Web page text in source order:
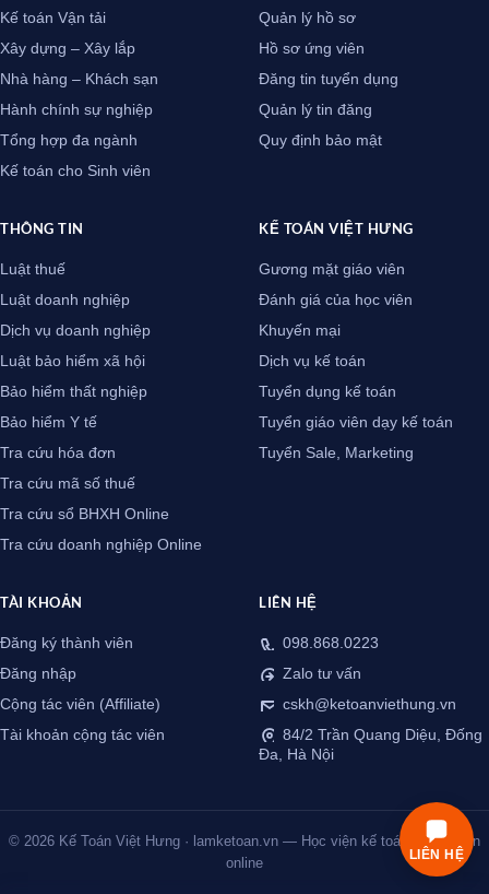
Kế toán Vận tải
Xây dựng – Xây lắp
Nhà hàng – Khách sạn
Hành chính sự nghiệp
Tổng hợp đa ngành
Kế toán cho Sinh viên
Quản lý hồ sơ
Hồ sơ ứng viên
Đăng tin tuyển dụng
Quản lý tin đăng
Quy định bảo mật
THÔNG TIN
Luật thuế
Luật doanh nghiệp
Dịch vụ doanh nghiệp
Luật bảo hiểm xã hội
Bảo hiểm thất nghiệp
Bảo hiểm Y tế
Tra cứu hóa đơn
Tra cứu mã số thuế
Tra cứu sổ BHXH Online
Tra cứu doanh nghiệp Online
KẾ TOÁN VIỆT HƯNG
Gương mặt giáo viên
Đánh giá của học viên
Khuyến mại
Dịch vụ kế toán
Tuyển dụng kế toán
Tuyển giáo viên dạy kế toán
Tuyển Sale, Marketing
TÀI KHOẢN
Đăng ký thành viên
Đăng nhập
Cộng tác viên (Affiliate)
Tài khoản cộng tác viên
LIÊN HỆ
098.868.0223
Zalo tư vấn
cskh@ketoanviethung.vn
84/2 Trần Quang Diệu, Đống
Đa, Hà Nội
© 2026 Kế Toán Việt Hưng · lamketoan.vn — Học viện kế toán thực chiến
online
LIÊN HỆ